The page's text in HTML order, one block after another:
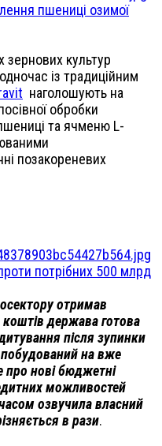
пшениці озимої
зернових культур
із традиційним
наголошують на
обробки
та ячменю L-
позакореневих
потрібних 500 млрд
отримав
держава готова
після зупинки
на вже
про нові бюджетні
можливостей
озвучила власний
в рази.